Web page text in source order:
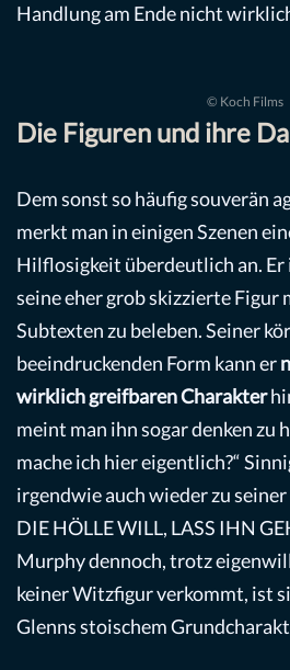
Handlung am Ende nicht
© Koch Films
Die Figuren und ihre
Dem sonst so häufig souverän
merkt man in einigen Szenen
Hilflosigkeit überdeutlich an.
seine eher grob skizzierte
Subtexten zu beleben. Seiner
beeindruckenden Form kann er
wirklich greifbaren Charakter
meint man ihn sogar denken zu
mache ich hier eigentlich?“
irgendwie auch wieder zu
DIE HÖLLE WILL, LASS IHN
Murphy dennoch, trotz
keiner Witzfigur verkommt, ist
Glenns stoischem